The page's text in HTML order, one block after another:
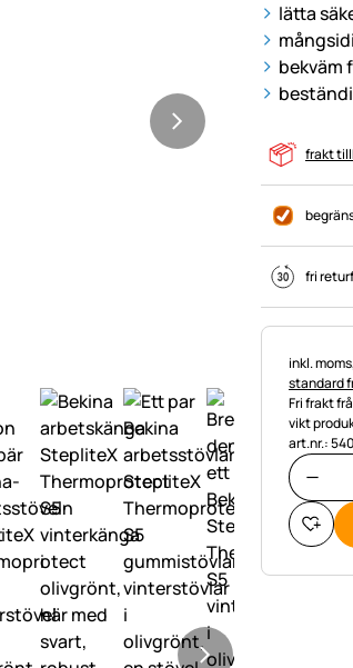
lätta
bekväm
frakt
fri
inkl. moms,
standard
Fri frakt
vikt
art.nr.: